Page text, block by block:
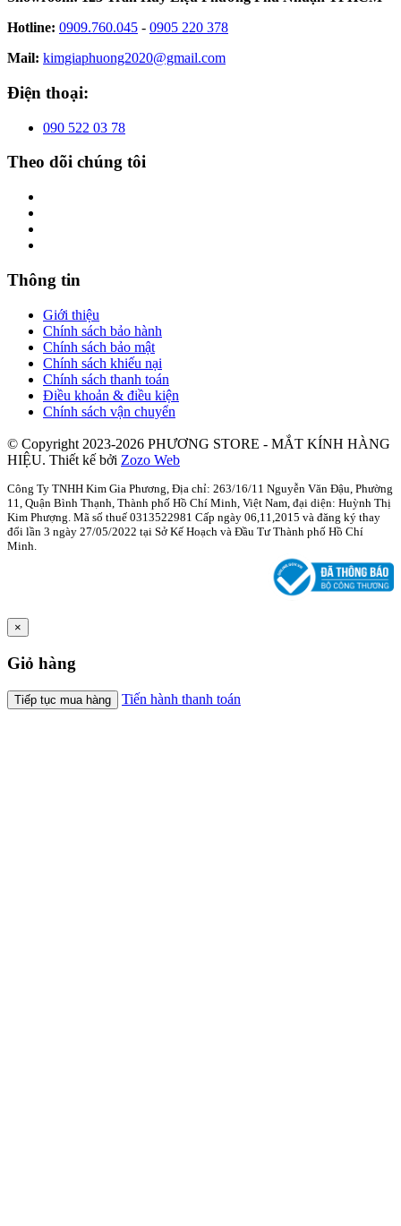
Hotline: 0909.760.045 - 0905 220 378
Mail: kimgiaphuong2020@gmail.com
Điện thoại:
090 522 03 78
Theo dõi chúng tôi
Thông tin
Giới thiệu
Chính sách bảo hành
Chính sách bảo mật
Chính sách khiếu nại
Chính sách thanh toán
Điều khoản & điều kiện
Chính sách vận chuyển
© Copyright 2023-2026 PHƯƠNG STORE - MẮT KÍNH HÀNG
HIỆU. Thiết kế bởi Zozo Web
Công Ty TNHH Kim Gia Phương, Địa chỉ: 263/16/11 Nguyễn Văn Đậu, Phường
11, Quận Bình Thạnh, Thành phố Hồ Chí Minh, Việt Nam, đại diện: Huỳnh Thị
Kim Phượng. Mã số thuế 0313522981 Cấp ngày 06,11,2015 và đăng ký thay
đổi lần 3 ngày 27/05/2022 tại Sở Kế Hoạch và Đầu Tư Thành phố Hồ Chí
Minh.
×
Giỏ hàng
Tiếp tục mua hàng Tiến hành thanh toán